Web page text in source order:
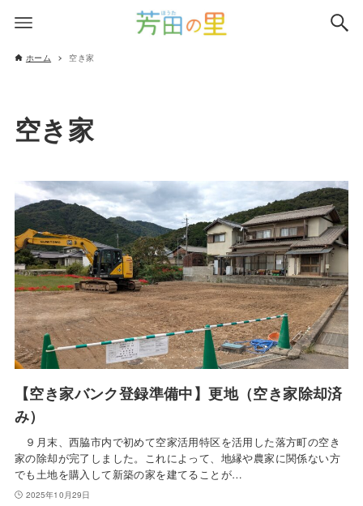
ホーム 空き家
空き家
【空き家バンク登録準備中】更地（空き家除却済
み）
９月末、西脇市内で初めて空家活用特区を活用した落方町の空き
家の除却が完了しました。これによって、地縁や農家に関係ない方
でも土地を購入して新築の家を建てることが…
2025年10月29日